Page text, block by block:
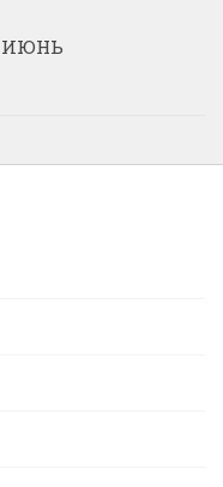
ИЮНЬ